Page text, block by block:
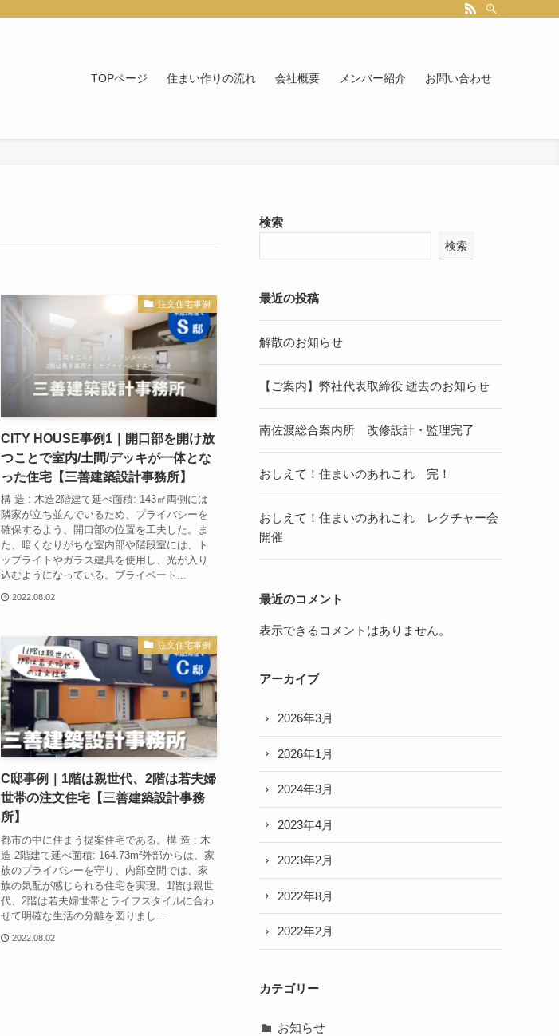
TOPページ 住まい作りの流れ 会社概要 メンバー紹介 お問い合わせ
注文住宅事例
CITY HOUSE事例1｜開口部を開け放
つことで室内/土間/デッキが一体とな
った住宅【三善建築設計事務所】
構 造 : 木造2階建て延べ面積: 143㎡両側には
隣家が立ち並んでいるため、プライバシーを
確保するよう、開口部の位置を工夫した。ま
た、暗くなりがちな室内部や階段室には、ト
ップライトやガラス建具を使用し、光が入り
込むようになっている。プライベート...
2022.08.02
注文住宅事例
C邸事例｜1階は親世代、2階は若夫婦
世帯の注文住宅【三善建築設計事務
所】
都市の中に住まう提案住宅である。構 造 : 木
造 2階建て延べ面積: 164.73m²外部からは、家
族のプライバシーを守り、内部空間では、家
族の気配が感じられる住宅を実現。1階は親世
代、2階は若夫婦世帯とライフスタイルに合わ
せて明確な生活の分離を図りまし...
2022.08.02
検索
検索
最近の投稿
解散のお知らせ
【ご案内】弊社代表取締役 逝去のお知らせ
南佐渡総合案内所 改修設計・監理完了
おしえて！住まいのあれこれ 完！
おしえて！住まいのあれこれ レクチャー会
開催
最近のコメント
表示できるコメントはありません。
アーカイブ
2026年3月
2026年1月
2024年3月
2023年4月
2023年2月
2022年8月
2022年2月
カテゴリー
お知らせ